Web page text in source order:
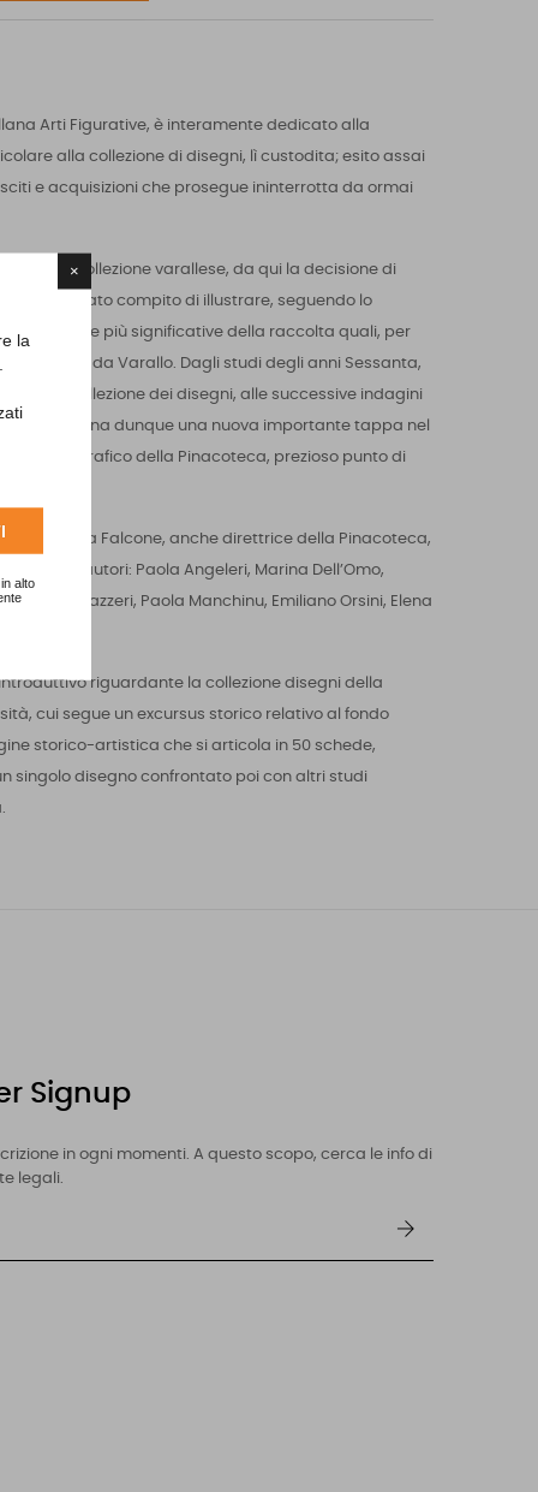
×
la
alto
Arti Figurative, è interamente dedicato alla
alla collezione di disegni, lì custodita; esito assai
e acquisizioni che prosegue ininterrotta da ormai
la collezione varallese, da qui la decisione di
loro il delicato compito di illustrare, seguendo lo
artistiche più significative della raccolta quali, per
e Tanzio da Varallo. Dagli studi degli anni Sessanta,
sulla collezione dei disegni, alle successive indagini
volume segna dunque una nuova importante tappa nel
del fondo grafico della Pinacoteca, prezioso punto di
da Carla Falcone, anche direttrice della Pinacoteca,
diversi autori: Paola Angeleri, Marina Dell’Omo,
Giulia Lazzeri, Paola Manchinu, Emiliano Orsini, Elena
riguardante la collezione disegni della
cui segue un excursus storico relativo al fondo
storico-artistica che si articola in 50 schede,
singolo disegno confrontato poi con altri studi
Signup
in ogni momenti. A questo scopo, cerca le info di
legali.